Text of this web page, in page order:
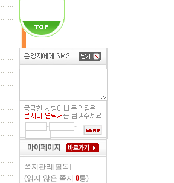
- -
쪽지관리[필독]
(읽지 않은 쪽지 0통)